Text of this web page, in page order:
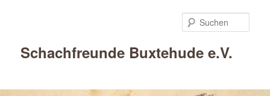
Schachfreunde Buxtehude e.V.